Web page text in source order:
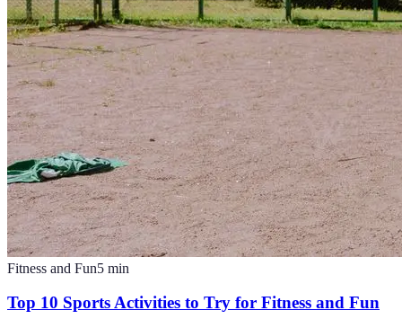
Fitness and Fun5 min
Top 10 Sports Activities to Try for Fitness and Fun